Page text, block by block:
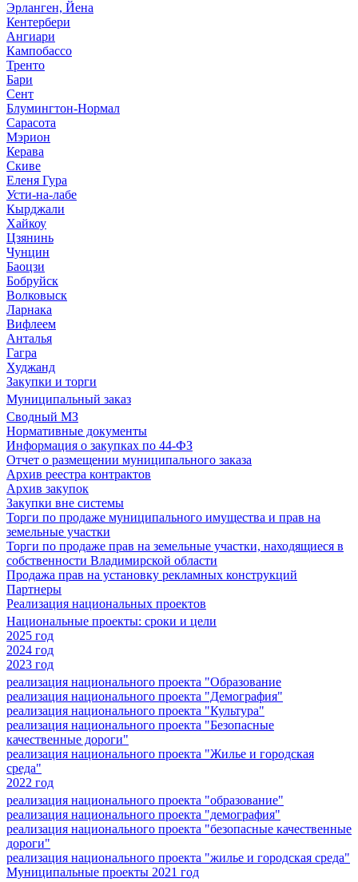
Эрланген, Йена
Кентербери
Ангиари
Кампобассо
Тренто
Бари
Сент
Блумингтон-Нормал
Сарасота
Мэрион
Керава
Скиве
Еленя Гура
Усти-на-лабе
Кырджали
Хайкоу
Цзянинь
Чунцин
Баоцзи
Бобруйск
Волковыск
Ларнака
Вифлеем
Анталья
Гагра
Худжанд
Закупки и торги
Муниципальный заказ
Сводный МЗ
Нормативные документы
Информация о закупках по 44-ФЗ
Отчет о размещении муниципального заказа
Архив реестра контрактов
Архив закупок
Закупки вне системы
Торги по продаже муниципального имущества и прав на
земельные участки
Торги по продаже прав на земельные участки, находящиеся в
собственности Владимирской области
Продажа прав на установку рекламных конструкций
Партнеры
Реализация национальных проектов
Национальные проекты: сроки и цели
2025 год
2024 год
2023 год
реализация национального проекта "Образование
реализация национального проекта "Демография"
реализация национального проекта "Культура"
реализация национального проекта "Безопасные
качественные дороги"
реализация национального проекта "Жилье и городская
среда"
2022 год
реализация национального проекта "образование"
реализация национального проекта "демография"
реализация национального проекта "безопасные качественные
дороги"
реализация национального проекта "жилье и городская среда"
Муниципальные проекты 2021 год